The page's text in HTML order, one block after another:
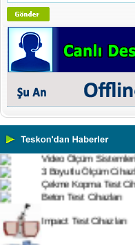
Ultrasonik Kalınlık
Cihazları
Yüzey Pürüzlülük Ölçüm
Cihazları
Vİbrasyon Test
Tork Ölçerler-Kuvvet
Mikroskoplar
Profil Projektörler
3 Boyutlu Ölçüm
Çekme Kopma Test
Beton Test Cihazları